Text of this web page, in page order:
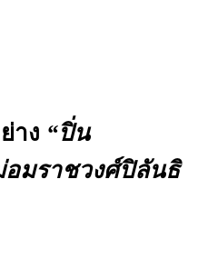
าง “ปิ่น
อมราชวงศ์ปิลันธิ